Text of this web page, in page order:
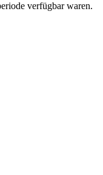
verfügbar waren.